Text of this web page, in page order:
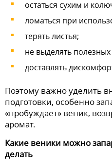
остаться сухим и
ломаться при
терять листья;
не выделять
доставлять
Поэтому важно уделить
подготовки, особенно
«пробуждает» веник,
аромат.
Какие веники можно
делать